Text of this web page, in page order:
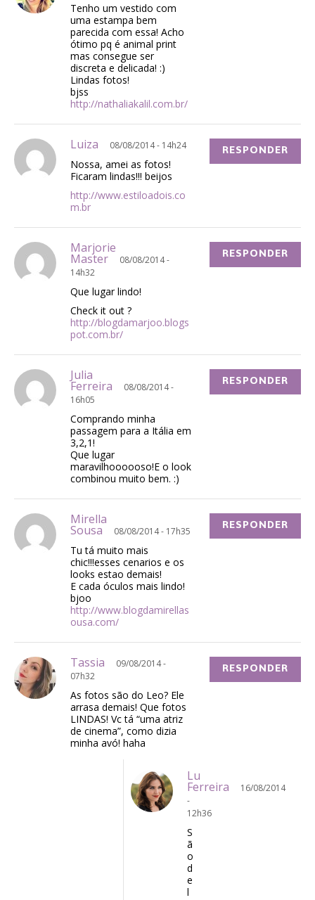
Tenho um vestido com
uma estampa bem
parecida com essa! Acho
ótimo pq é animal print
mas consegue ser
discreta e delicada! :)
Lindas fotos!
bjss
http://nathaliakalil.com.br/
Luiza 08/08/2014 - 14h24
Nossa, amei as fotos!
Ficaram lindas!!! beijos
http://www.estiloadois.co
m.br
RESPONDER
Marjorie
Master
08/08/2014 -
14h32
Que lugar lindo!
Check it out ?
http://blogdamarjoo.blogs
pot.com.br/
RESPONDER
Julia
Ferreira
08/08/2014 -
16h05
Comprando minha
passagem para a Itália em
3,2,1!
Que lugar
maravilhoooooso!E o look
combinou muito bem. :)
RESPONDER
Mirella
Sousa 08/08/2014 - 17h35
Tu tá muito mais
chic!!!esses cenarios e os
looks estao demais!
E cada óculos mais lindo!
bjoo
http://www.blogdamirellas
ousa.com/
RESPONDER
Tassia
09/08/2014 -
07h32
As fotos são do Leo? Ele
arrasa demais! Que fotos
LINDAS! Vc tá “uma atriz
de cinema”, como dizia
minha avó! haha
RESPONDER
Lu
Ferreira
16/08/2014
-
12h36
S
ã
o
d
e
l